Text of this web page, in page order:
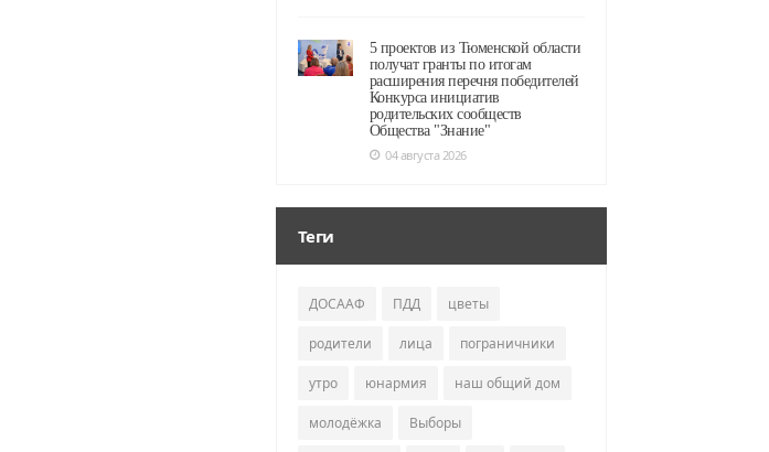
5 проектов из Тюменской области
получат гранты по итогам
расширения перечня победителей
Конкурса инициатив
родительских сообществ
Общества "Знание"
04 августа 2026
Теги
ДОСААФ ПДД цветы
родители лица пограничники
утро юнармия наш общий дом
молодёжка Выборы